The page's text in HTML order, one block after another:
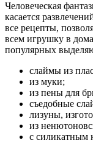
Человеческая
касается
все рецепты,
всем игрушку в
популярных
слаймы из
из муки;
из пены для
съедобные
лизуны,
из
с силикатным